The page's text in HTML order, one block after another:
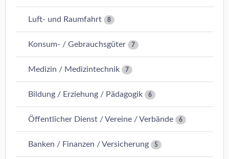
Luft- und Raumfahrt 8
Konsum- / Gebrauchsgüter 7
Medizin / Medizintechnik 7
Bildung / Erziehung / Pädagogik 6
Öffentlicher Dienst / Vereine / Verbände 6
Banken / Finanzen / Versicherung 5